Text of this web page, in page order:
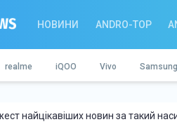
НОВИНИ ANDRO-TOP
realme iQOO Vivo Samsung
найцікавіших новин за такий